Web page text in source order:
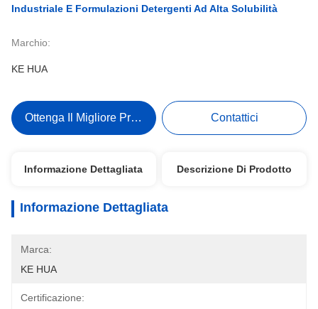
Industriale E Formulazioni Detergenti Ad Alta Solubilità
Marchio:
KE HUA
Ottenga Il Migliore Prezzo Contattici
Informazione Dettagliata Descrizione Di Prodotto
Informazione Dettagliata
Marca:
KE HUA
Certificazione: